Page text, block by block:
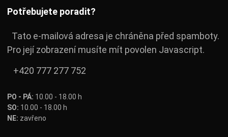
Potřebujete poradit?
Tato e-mailová adresa je chráněna před spamboty.
Pro její zobrazení musíte mít povolen Javascript.
+420 777 277 752
PO - PÁ: 10.00 - 18.00 h
SO: 10.00 - 18.00 h
NE: zavřeno